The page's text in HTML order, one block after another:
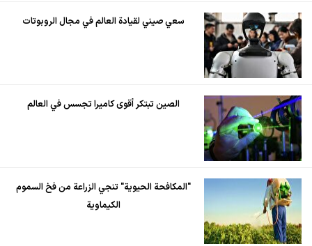
سعي صيني لقيادة العالم في مجال الروبوتات
الصين تبتكر أقوى كاميرا تجسس في العالم
"المكافحة الحيوية" تنجي الزراعة من فخ السموم
الكيماوية